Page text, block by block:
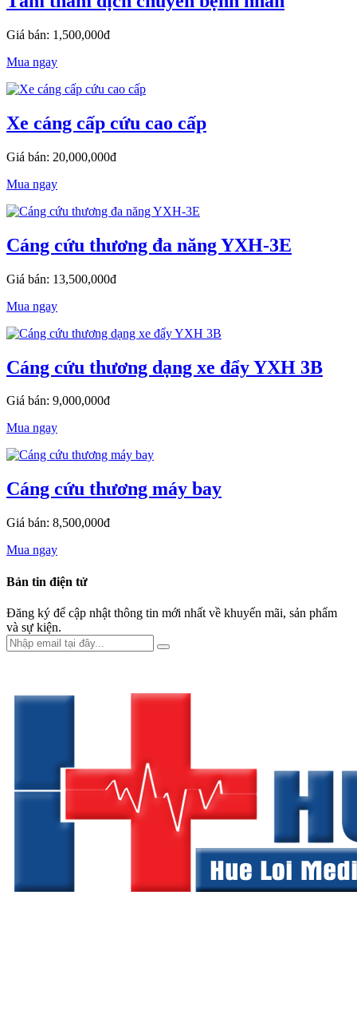
Giá bán: 1,500,000đ
Mua ngay
Xe cáng cấp cứu cao cấp
Giá bán: 20,000,000đ
Mua ngay
Cáng cứu thương đa năng YXH-3E
Giá bán: 13,500,000đ
Mua ngay
Cáng cứu thương dạng xe đẩy YXH 3B
Giá bán: 9,000,000đ
Mua ngay
Cáng cứu thương máy bay
Giá bán: 8,500,000đ
Mua ngay
Bản tin điện tử
Đăng ký để cập nhật thông tin mới nhất về khuyến mãi, sản phẩm
và sự kiện.